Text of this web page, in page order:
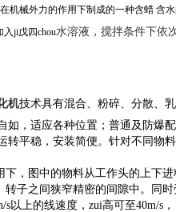
机械外力的作用下制成的一种含蜡 含
入ji戊四chou水溶液，搅拌条件下依
机技术具有混合、粉碎、分散、
如，适应各种位置；普通及防爆
转平稳，安装简便。针对不同物
下，图中的物料从工作头的上下
子之间狭窄精密的间隙中。同
以上的线速度，zui高可至40m/